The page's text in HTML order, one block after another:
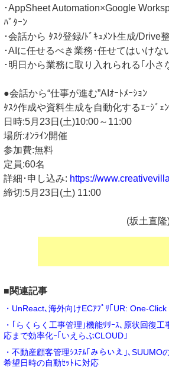
･AppSheet Automation×Google
ﾊﾟﾀｰﾝ
･会話から ﾀｽｸ登録/ﾄﾞｷｭﾒﾝﾄ生成/Drive
･AIに任せるべき業務･任せてはいけな
･明日から業務に取り入れられる｢小さ
●会話から“仕事が進む”AIｵｰﾄﾒｰｼｮﾝ
ﾀｽｸ作成や資料生成を自動化するｴｰｼﾞｪ
日時:5月23日(土)10:00～11:00
場所:ｵﾝﾗｲﾝ開催
参加費:無料
定員:60名
詳細･申し込み: https://
締切:5月23日(土) 11:00
(坂土直隆
■関連記事
・UnReact､海外向けECｱﾌﾟﾘ｢UR: One-
・｢らくらく工事管理｣機能ﾘﾘｰｽ､原状回復
応まで効率化ｰ｢いえらぶCLOUD｣
・不動産顧客管理ｼｽﾃﾑ｢みらいえ｣､SUUMO
希望日時の自動ｾｯﾄに対応